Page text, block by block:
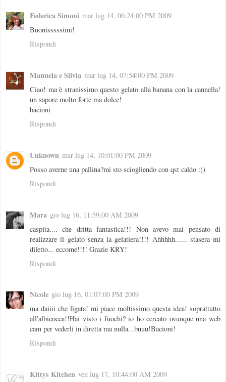
Federica Simoni mar lug 14, 06:24:00 PM 2009
Buonisssssimi!
Rispondi
Manuela e Silvia mar lug 14, 07:54:00 PM 2009
Ciao! ma è stranissimo questo gelato alla banana con la cannella!
un sapore molto forte ma dolce!
bacioni
Rispondi
Unknown mar lug 14, 10:01:00 PM 2009
Posso averne una pallina?mi sto sciogliendo con qst caldo :))
Rispondi
Mara gio lug 16, 11:59:00 AM 2009
caspita.... che dritta fantastica!!! Non avevo mai pensato di
realizzare il gelato senza la gelatiera!!!! Ahhhhh...... stasera mi
diletto... eccome!!!! Grazie KRY!
Rispondi
Nicole gio lug 16, 01:07:00 PM 2009
ma daiiii che figata! mi piace moltissimo questa idea! soprattutto
all'albicocca!!Hai visto i fuochi? io ho cercato ovunque una web
cam per vederli in diretta ma nulla...buuu!Bacioni!
Rispondi
Kittys Kitchen ven lug 17, 10:44:00 AM 2009